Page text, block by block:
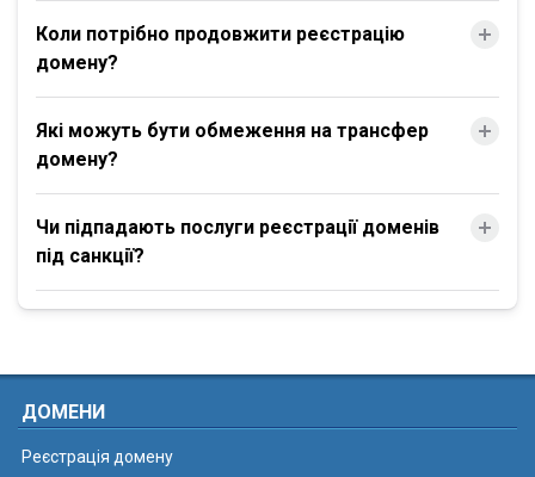
Коли потрібно продовжити реєстрацію
домену?
Які можуть бути обмеження на трансфер
домену?
Чи підпадають послуги реєстрації доменів
під санкції?
ДОМЕНИ
Реєстрація домену